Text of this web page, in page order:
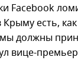
Facebook
Крыму есть,
должны
вице-